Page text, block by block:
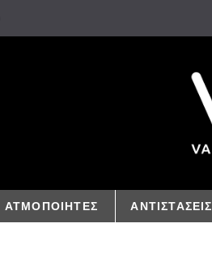
ΑΤΜΟΠΟΙΗΤΕΣ ΑΝΤΙΣΤΑΣΕΙΣ